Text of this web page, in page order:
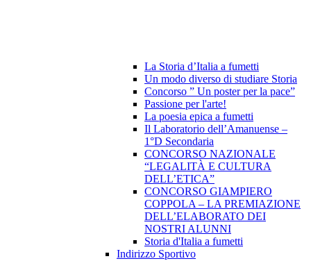
La Storia d’Italia a fumetti
Un modo diverso di studiare Storia
Concorso ” Un poster per la pace”
Passione per l'arte!
La poesia epica a fumetti
Il Laboratorio dell’Amanuense –
1°D Secondaria
CONCORSO NAZIONALE
“LEGALITÀ E CULTURA
DELL’ETICA”
CONCORSO GIAMPIERO
COPPOLA – LA PREMIAZIONE
DELL’ELABORATO DEI
NOSTRI ALUNNI
Storia d'Italia a fumetti
Indirizzo Sportivo